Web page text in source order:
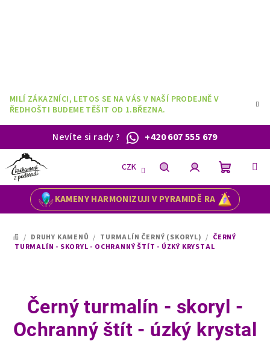
MILÍ ZÁKAZNÍCI, LETOS SE NA VÁS V NAŠÍ PRODEJNĚ V
ŘEDHOŠTI BUDEME TĚŠIT OD 1.BŘEZNA.
Nevíte si rady? +420 607 555 679
KAMENY HARMONIZUJI V PYRAMIDĚ RA
CZK
HledatPřihlášeníNákupní
DOMŮ
/ DRUHY KAMENŮ / TURMALÍN ČERNÝ (SKORYL) / ČERNÝ
TURMALÍN - SKORYL - OCHRANNÝ ŠTÍT - ÚZKÝ KRYSTAL
Černý turmalín - skoryl -
Ochranný štít - úzký krystal